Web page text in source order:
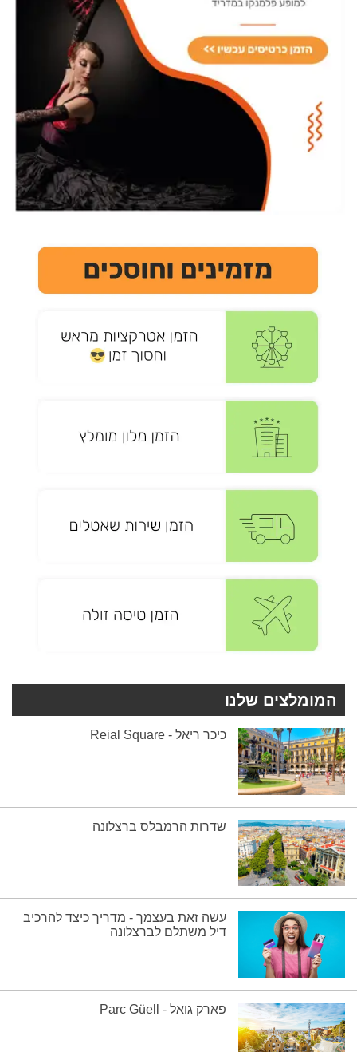
המומלצים שלנו
כיכר ריאל - Reial Square
שדרות הרמבלס ברצלונה
עשה זאת בעצמך - מדריך כיצד להרכיב
דיל משתלם לברצלונה
פארק גואל - Parc Güell